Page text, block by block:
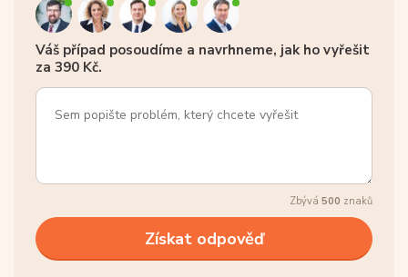
Váš případ posoudíme a navrhneme, jak ho vyřešit
za 390 Kč.
Zbývá 500 znaků